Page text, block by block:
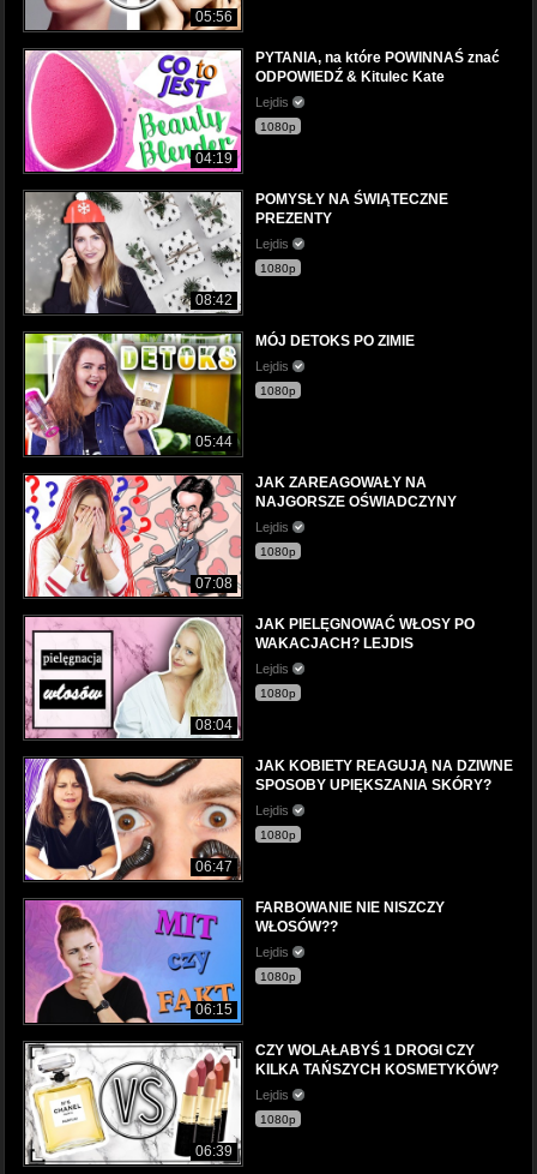
05:56
04:19
PYTANIA, na które POWINNAŚ znać
ODPOWIEDŹ & Kitulec Kate
Lejdis
1080p
08:42
POMYSŁY NA ŚWIĄTECZNE
PREZENTY
Lejdis
1080p
05:44
MÓJ DETOKS PO ZIMIE
Lejdis
1080p
07:08
JAK ZAREAGOWAŁY NA
NAJGORSZE OŚWIADCZYNY
Lejdis
1080p
08:04
JAK PIELĘGNOWAĆ WŁOSY PO
WAKACJACH? LEJDIS
Lejdis
1080p
06:47
JAK KOBIETY REAGUJĄ NA DZIWNE
SPOSOBY UPIĘKSZANIA SKÓRY?
Lejdis
1080p
06:15
FARBOWANIE NIE NISZCZY
WŁOSÓW??
Lejdis
1080p
06:39
CZY WOLAŁABYŚ 1 DROGI CZY
KILKA TAŃSZYCH KOSMETYKÓW?
Lejdis
1080p